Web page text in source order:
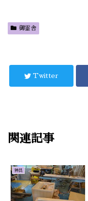
御霊舎
Twitter
関連記事
神具